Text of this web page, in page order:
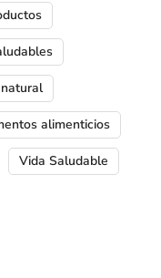
alimenticios
Vida Saludable